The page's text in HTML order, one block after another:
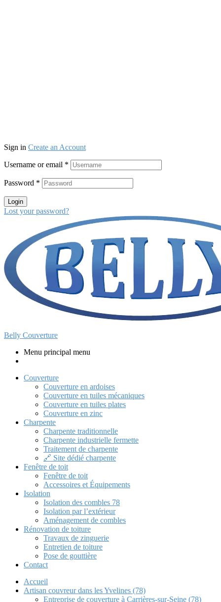
Sign in Create an Account
Username or email *
Password *
Login
Lost your password?
Belly Couverture
Menu principal menu
Couverture
Couverture en ardoises
Couverture en tuiles mécaniques
Couverture en tuiles plates
Couverture en zinc
Charpente
Charpente traditionnelle
Charpente industrielle fermette
Traitement de charpente
🔗 Site dédié charpente
Fenêtre de toit
Fenêtre de toit
Accessoires et Équipements
Isolation
Isolation des combles 78
Isolation par l’extérieur
Aménagement de combles
Rénovation de toiture
Travaux de zinguerie
Entretien de toiture
Pose de gouttière
Contact
Accueil
Artisan couvreur dans les Yvelines (78)
Entreprise de couverture à Carrières-sur-Seine (78)